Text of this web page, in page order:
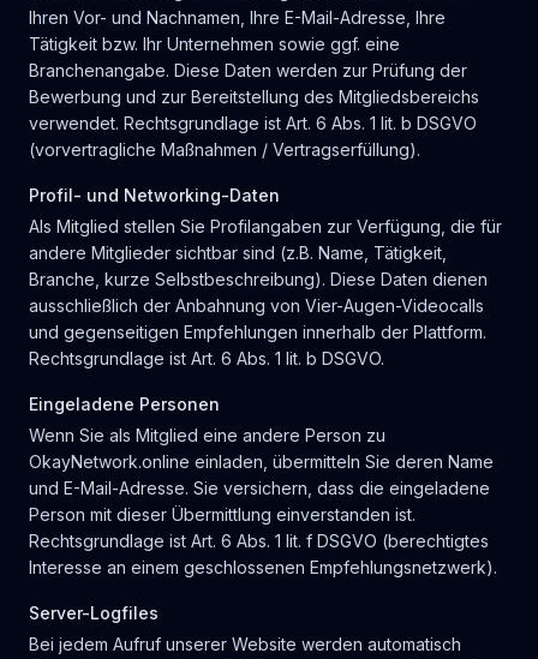
Ihren Vor- und Nachnamen, Ihre E-Mail-Adresse, Ihre
Tätigkeit bzw. Ihr Unternehmen sowie ggf. eine
Branchenangabe. Diese Daten werden zur Prüfung der
Bewerbung und zur Bereitstellung des Mitgliedsbereichs
verwendet. Rechtsgrundlage ist Art. 6 Abs. 1 lit. b DSGVO
(vorvertragliche Maßnahmen / Vertragserfüllung).
Profil- und Networking-Daten
Als Mitglied stellen Sie Profilangaben zur Verfügung, die für
andere Mitglieder sichtbar sind (z.B. Name, Tätigkeit,
Branche, kurze Selbstbeschreibung). Diese Daten dienen
ausschließlich der Anbahnung von Vier-Augen-Videocalls
und gegenseitigen Empfehlungen innerhalb der Plattform.
Rechtsgrundlage ist Art. 6 Abs. 1 lit. b DSGVO.
Eingeladene Personen
Wenn Sie als Mitglied eine andere Person zu
OkayNetwork.online einladen, übermitteln Sie deren Name
und E-Mail-Adresse. Sie versichern, dass die eingeladene
Person mit dieser Übermittlung einverstanden ist.
Rechtsgrundlage ist Art. 6 Abs. 1 lit. f DSGVO (berechtigtes
Interesse an einem geschlossenen Empfehlungsnetzwerk).
Server-Logfiles
Bei jedem Aufruf unserer Website werden automatisch